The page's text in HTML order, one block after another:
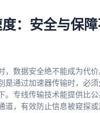
：安全与保
，数据安全绝不能成为代
是通过加速器传输时，必
。专线传输技术能提供比公
道，有效防止信息被窥探或